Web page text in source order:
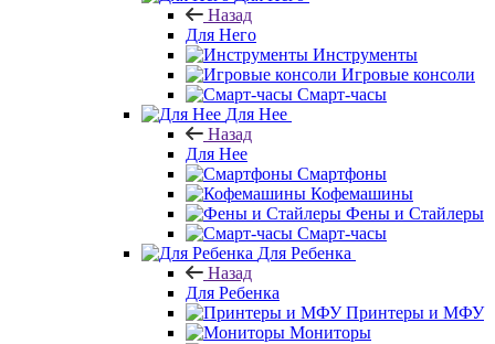
Назад
Для Него
Инструменты
Игровые консоли
Смарт-часы
Для Нее
Назад
Для Нее
Смартфоны
Кофемашины
Фены и Стайлеры
Смарт-часы
Для Ребенка
Назад
Для Ребенка
Принтеры и МФУ
Мониторы